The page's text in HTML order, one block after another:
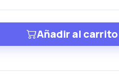
Añadir al carrito